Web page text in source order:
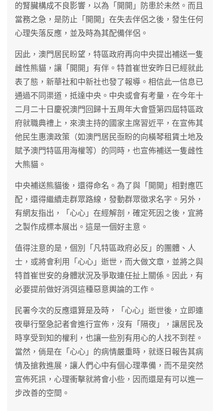
的腎臟構成不良影響，以為「開開」防患於未然。而且
當務之急，是防止「開開」在失去伴侶之後，發生任何
心理失落反應，並及時為其配備伴侶。
因此，澳門居民盼望，特區政府再向中央提出補送一隻
雌性熊貓，讓「開開」有伴。特首崔世安昨日已經就此
表了態，新華社和中新社也發了報導。相信此一信息已
通過不同渠道，抵達中央。中央或會有考量，在今年十
二月二十日慶祝澳門回歸十五周年大會暨第四屆特區政
府就職典禮上，來澳主持的國家主席習近平，在宣佈其
他民生惠澳政策（如澳門居民亟盼的向橫琴租賃土地及
賦予澳門特區用海權等）的同時，也宣佈補送一隻雌性
大熊貓。
中央補送熊貓後，還得命名。為了與「開開」相對應匹
配，還得繼續走群眾路線，發動群眾徵求名字。另外，
有網友指出，「心心」在經解剖，確定死因之後，宜將
之製作成標本展出。這是一個好主意。
值得注意的是，個別「凡特區政府必反」的團體、人
士，或將會利用「心心」逝世，而大做文章，並將之與
特首崔世安的身體狀況及爭取連任扯上關係。因此，有
必要提前做好消弭這種惡意輿論的工作。
民署今次的反應還算是及時，「心心」逝世後，立即連
夜舉行堅急記者會進行宣佈，沒有「隔夜」，讓居民及
時享受到知的權利，也讓一些別有用心的人找不到茬。
當然，倘是在「心心」的病情嚴重時，就逐日報告其病
情及搶救進展，讓人們心中有個心理準備，而不是突然
宣佈死訊，心理衝擊就將會小些，因而還是有可以進一
步改善的空間。